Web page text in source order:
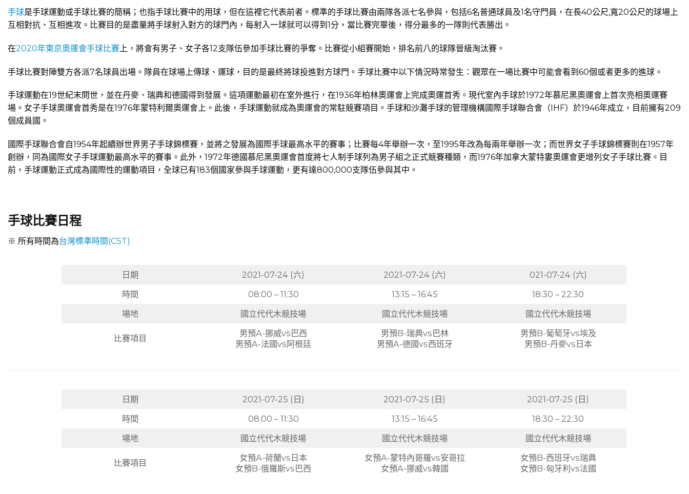
手球是手球運動或手球比賽的簡稱；也指手球比賽中的用球，但在這裡它代表前者。標準的手球比賽由兩隊各派七名參與，包括6名普通球員及1名守門員，在長40公尺,寬20公尺的球場上
互相對抗、互相進攻。比賽目的是盡量將手球射入對方的球門內，每射入一球就可以得到1分，當比賽完畢後，得分最多的一隊則代表勝出。
在2020年東京奧運會手球比賽 上，將會有男子、女子各12支隊伍參加手球比賽的爭奪。比賽從小組賽開始，排名前八的球隊晉級淘汰賽。
手球比賽對陣雙方各派7名球員出場。隊員在球場上傳球、運球，目的是最終將球投進對方球門。手球比賽中以下情況時常發生：觀眾在一場比賽中可能會看到60個或者更多的進球。
手球運動在19世紀末問世，並在丹麥、瑞典和德國得到發展。這項運動最初在室外進行，在1936年柏林奧運會上完成奧運首秀。現代室內手球於1972年慕尼黑奧運會上首次亮相奧運賽
場。女子手球奧運會首秀是在1976年蒙特利爾奧運會上。此後，手球運動就成為奧運會的常駐競賽項目。手球和沙灘手球的管理機構國際手球聯合會（IHF）於1946年成立，目前擁有209
個成員國。
國際手球聯合會自1954年起續辦世界男子手球錦標賽，並將之發展為國際手球最高水平的賽事；比賽每4年舉辦一次，至1995年改為每兩年舉辦一次；而世界女子手球錦標賽則在1957年
創辦，同為國際女子手球運動最高水平的賽事。此外，1972年德國慕尼黑奧運會首度將七人制手球列為男子組之正式競賽種類，而1976年加拿大蒙特婁奧運會更增列女子手球比賽。目
前，手球運動正式成為國際性的運動項目，全球已有183個國家參與手球運動，更有達800,000支隊伍參與其中。
手球比賽日程
※ 所有時間為台灣標準時間(CST)
日期 2021-07-24 (六) 2021-07-24 (六)
021-07-24 (六)
時間
08:00 – 11:30 13:15 – 16:45
18:30 – 22:30
場地
國立代代木競技場 國立代代木競技場 國立代代木競技場
比賽項目
男預A-挪威vs巴西
男預A-法國vs阿根廷
男預B-瑞典vs巴林
男預A-德國vs西班牙
男預B-葡萄牙vs埃及
男預B-丹麥vs日本
日期 2021-07-25 (日) 2021-07-25 (日)
2021-07-25 (日)
時間
08:00 – 11:30 13:15 – 16:45
18:30 – 22:30
場地
國立代代木競技場 國立代代木競技場 國立代代木競技場
比賽項目
女預A-荷蘭vs日本
女預B-俄羅斯vs巴西
女預A-蒙特內哥羅vs安哥拉
女預A-挪威vs韓國
女預B-西班牙vs瑞典
女預B-匈牙利vs法國